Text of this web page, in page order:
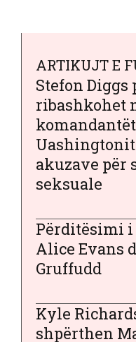
ARTIKUJT E
Stefon Diggs
ribashkohet
akuzave për
seksuale
Përditësimi
Alice Evans
Gruffudd
Kyle
shpërthen